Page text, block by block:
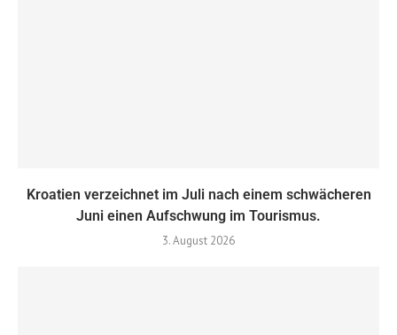
Kroatien verzeichnet im Juli nach einem schwächeren
Juni einen Aufschwung im Tourismus.
3. August 2026